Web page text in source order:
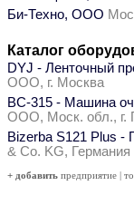
Би-Техно, ООО
Каталог
DYJ - Ленточный
ООО, г. Москва
ВС-315 - Машина
ООО, Моск. обл., г.
Bizerba S121 Plus
& Co. KG, Германия
+ добавить предприятие |